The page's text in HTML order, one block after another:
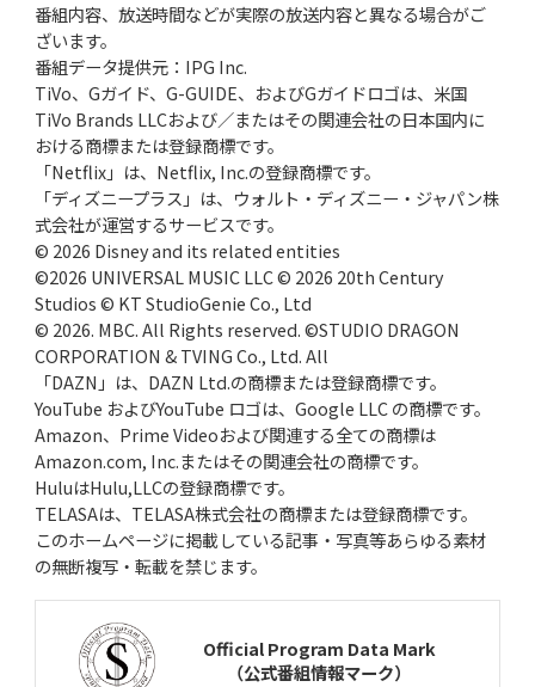
番組内容、放送時間などが実際の放送内容と異なる場合がご
ざいます。
番組データ提供元：IPG Inc.
TiVo、Gガイド、G-GUIDE、およびGガイドロゴは、米国
TiVo Brands LLCおよび／またはその関連会社の日本国内に
おける商標または登録商標です。
「Netflix」は、Netflix, Inc.の登録商標です。
「ディズニープラス」は、ウォルト・ディズニー・ジャパン株
式会社が運営するサービスです。
© 2026 Disney and its related entities
©2026 UNIVERSAL MUSIC LLC © 2026 20th Century
Studios © KT StudioGenie Co., Ltd
© 2026. MBC. All Rights reserved. ©STUDIO DRAGON
CORPORATION & TVING Co., Ltd. All
「DAZN」は、DAZN Ltd.の商標または登録商標です。
YouTube およびYouTube ロゴは、Google LLC の商標です。
Amazon、Prime Videoおよび関連する全ての商標は
Amazon.com, Inc.またはその関連会社の商標です。
HuluはHulu,LLCの登録商標です。
TELASAは、TELASA株式会社の商標または登録商標です。
このホームページに掲載している記事・写真等あらゆる素材
の無断複写・転載を禁じます。
Official Program Data Mark
（公式番組情報マーク）